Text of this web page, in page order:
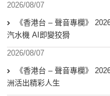
2026/08/07
《香港台 – 聲音專欄》
汽水機 AI即變狡猾
2026/08/07
《香港台 – 聲音專欄》
洲活出精彩人生